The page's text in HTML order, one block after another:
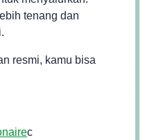
tenang dan
resmi, kamu bisa
c